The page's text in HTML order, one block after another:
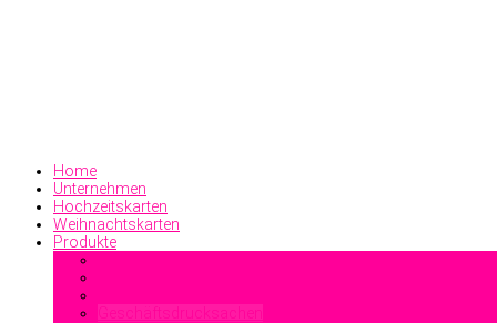
Home
Unternehmen
Hochzeitskarten
Weihnachtskarten
Produkte
Geschäftsdrucksachen